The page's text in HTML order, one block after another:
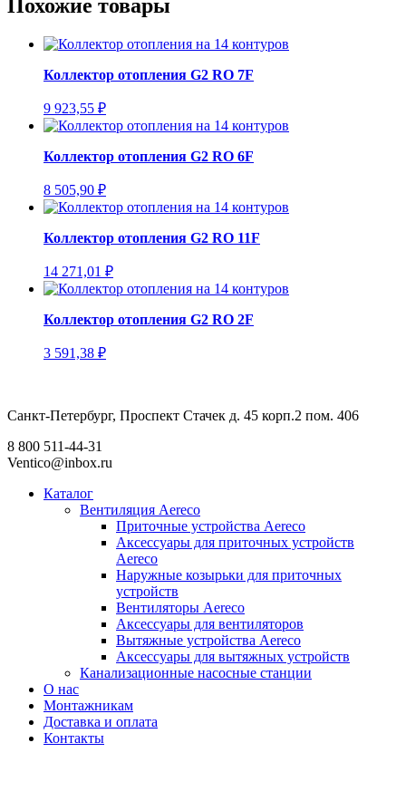
Похожие товары
Коллектор отопления G2 RO 7F
9 923,55 ₽
Коллектор отопления G2 RO 6F
8 505,90 ₽
Коллектор отопления G2 RO 11F
14 271,01 ₽
Коллектор отопления G2 RO 2F
3 591,38 ₽
Санкт-Петербург, Проспект Стачек д. 45 корп.2 пом. 406
8 800 511-44-31
Ventico@inbox.ru
Каталог
Вентиляция Aereco
Приточные устройства Aereco
Аксессуары для приточных устройств
Aereco
Наружные козырьки для приточных
устройств
Вентиляторы Aereco
Аксессуары для вентиляторов
Вытяжные устройства Aereco
Аксессуары для вытяжных устройств
Канализационные насосные станции
О нас
Монтажникам
Доставка и оплата
Контакты